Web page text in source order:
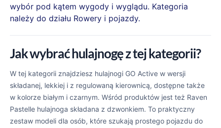
wybór pod kątem wygody i wyglądu. Kategoria
należy do działu Rowery i pojazdy.
Jak wybrać hulajnogę z tej kategorii?
W tej kategorii znajdziesz hulajnogi GO Active w wersji
składanej, lekkiej i z regulowaną kierownicą, dostępne także
w kolorze białym i czarnym. Wśród produktów jest też Raven
Pastelle hulajnoga składana z dzwonkiem. To praktyczny
zestaw modeli dla osób, które szukają prostego pojazdu do